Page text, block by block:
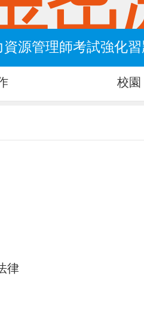
資源管理師考試強化
校園
律